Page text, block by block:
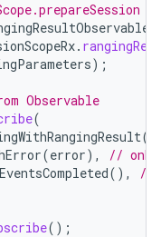
.
);
Observable
(
(
(error),
//
(),
//
();